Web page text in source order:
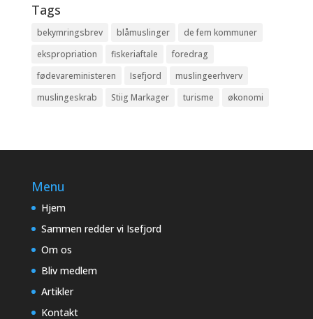
Tags
bekymringsbrev blåmuslinger
de fem kommuner
ekspropriation
fiskeriaftale
foredrag
fødevareministeren
Isefjord
muslingeerhverv
muslingeskrab
Stiig Markager turisme økonomi
Menu
Hjem
Sammen redder vi Isefjord
Om os
Bliv medlem
Artikler
Kontakt